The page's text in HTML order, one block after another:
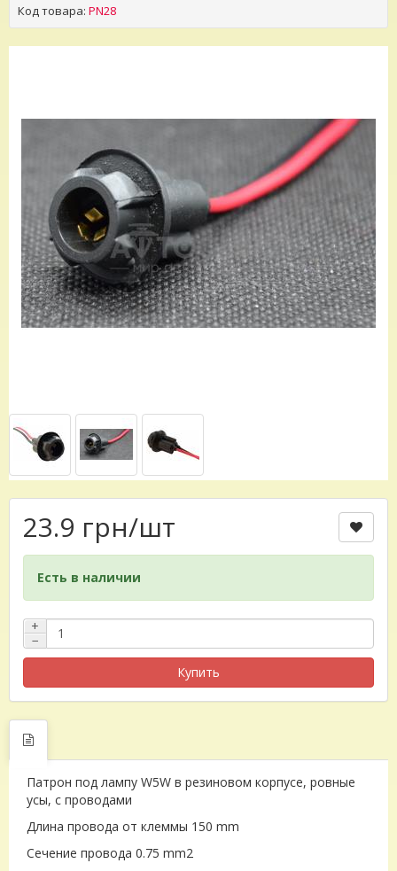
Код товара: PN28
23.9 грн/шт
Есть в наличии
+
−
Купить
Патрон под лампу W5W в резиновом корпусе, ровные
усы, с проводами
Длина провода от клеммы 150 mm
Сечение провода 0.75 mm2